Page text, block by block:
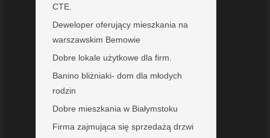
CTE.
Deweloper oferujący mieszkania na
warszawskim Bemowie
Dobre lokale użytkowe dla firm.
Banino bliżniaki- dom dla młodych
rodzin
Dobre mieszkania w Białymstoku
Firma zajmująca się sprzedażą drzwi